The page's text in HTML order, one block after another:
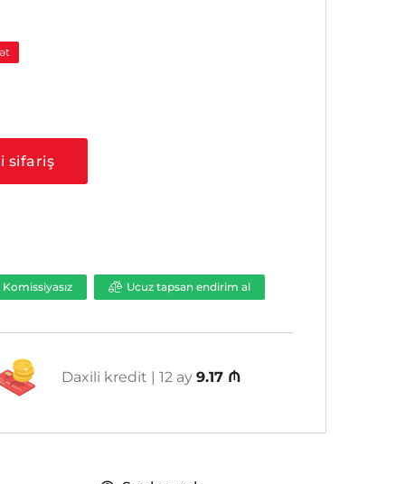
sifariş
Komissiyasız Ucuz tapsan endirim al
Daxili kredit | 12 ay 9.17 ₼